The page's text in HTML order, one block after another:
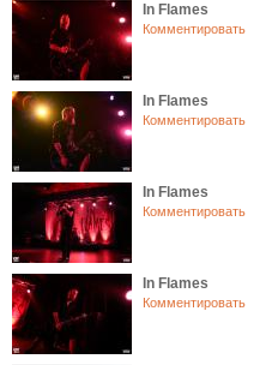
In Flames
Комментировать
In Flames
Комментировать
In Flames
Комментировать
In Flames
Комментировать